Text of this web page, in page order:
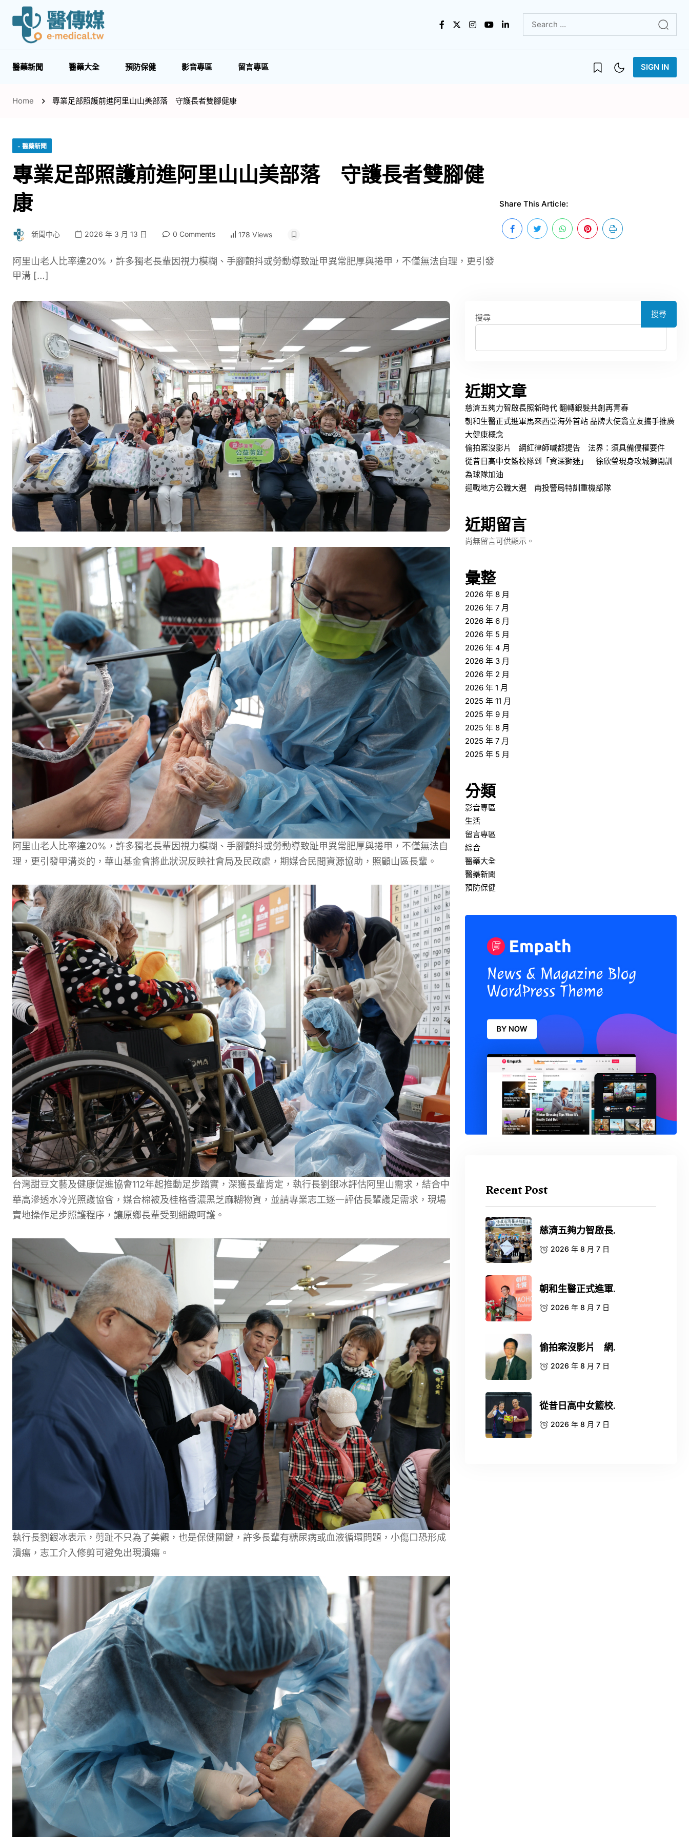
醫藥新聞 醫藥大全 預防保健 影音專區 留言專區 SIGN IN
Home 專業足部照護前進阿里山山美部落 守護長者雙腳健康
- 醫藥新聞
專業足部照護前進阿里山山美部落 守護長者雙腳健
康
新聞中心 2026 年 3 月 13 日 0 Comments 178 Views
阿里山老人比率達20%，許多獨老長輩因視力模糊、手腳顫抖或勞動導致趾甲異常肥厚與捲甲，不僅無法自理，更引發
甲溝 […]
Share This Article:
阿里山老人比率達20%，許多獨老長輩因視力模糊、手腳顫抖或勞動導致趾甲異常肥厚與捲甲，不僅無法自
理，更引發甲溝炎的，華山基金會將此狀況反眏社會局及民政處，期媒合民間資源協助，照顧山區長輩。
台灣甜豆文藝及健康促進協會112年起推動足步踏實，深獲長輩肯定，執行長劉銀冰評估阿里山需求，結合中
華高滲透水冷光照護協會，媒合棉被及桂格香濃黑芝麻糊物資，並請專業志工逐一評估長輩護足需求，現場
實地操作足步照護程序，讓原鄉長輩受到細緻呵護。
執行長劉銀冰表示，剪趾不只為了美觀，也是保健關鍵，許多長輩有糖尿病或血液循環問題，小傷口恐形成
潰瘍，志工介入修剪可避免出現潰瘍。
搜尋 搜尋
近期文章
慈濟五夠力智啟長照新時代 翻轉銀髮共創再青春
朝和生醫正式進軍馬來西亞海外首站 品牌大使翁立友攜手推廣
大健康概念
偷拍案沒影片 網紅律師喊都提告 法界：須具備侵權要件
從昔日高中女籃校隊到「資深獅迷」 徐欣瑩現身攻城獅開訓
為球隊加油
迎戰地方公職大選 南投警局特訓重機部隊
近期留言
尚無留言可供顯示。
彙整
2026 年 8 月
2026 年 7 月
2026 年 6 月
2026 年 5 月
2026 年 4 月
2026 年 3 月
2026 年 2 月
2026 年 1 月
2025 年 11 月
2025 年 9 月
2025 年 8 月
2025 年 7 月
2025 年 5 月
分類
影音專區
生活
留言專區
綜合
醫藥大全
醫藥新聞
預防保健
Recent Post
慈濟五夠力智啟長.
2026 年 8 月 7 日
朝和生醫正式進軍.
2026 年 8 月 7 日
偷拍案沒影片 網.
2026 年 8 月 7 日
從昔日高中女籃校.
2026 年 8 月 7 日